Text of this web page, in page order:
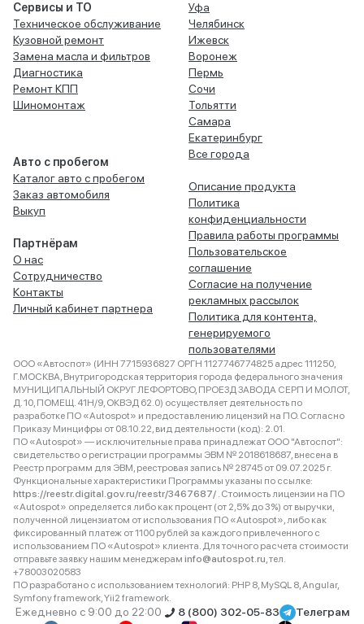
Сервисы и ТО
Техническое обслуживание
Кузовной ремонт
Замена масла и фильтров
Диагностика
Ремонт КПП
Шиномонтаж
Авто с пробегом
Каталог авто с пробегом
Заказ автомобиля
Выкуп
Партнёрам
О нас
Сотрудничество
Контакты
Личный кабинет партнера
Уфа
Челябинск
Ижевск
Воронеж
Пермь
Сочи
Тольятти
Самара
Екатеринбург
Все города
Описание продукта
Политика
конфиденциальности
Правила работы программы
Пользовательское
соглашение
Согласие на получение
рекламных рассылок
Политика для контента,
генерируемого
пользователями
ООО «Автоспот» (ИНН 7715936827 ОРГН 1127746774825 адрес 111250,
Г.МОСКВА, Внутригородская территория города федерального значения
МУНИЦИПАЛЬНЫЙ ОКРУГ ЛЕФОРТОВО, ПРОЕЗД ЗАВОДА СЕРП И МОЛОТ,
Д. 10, ПОМЕЩ. 41Н/9, ОКВЭД 62.0) осуществляет деятельность по
разработке ПО «Autospot» и предоставлению лицензий на ПО. Согласно
Приказу Минцифры от 08.10.22, вид деятельности (код): 2.01.
ПО «Autospot» — исключительные права принадлежат ООО "Автоспот":
свидетельство о регистрации программы ЭВМ № 2018618687, внесена в
Реестр программ для ЭВМ, реестровая запись № 28745 от 09.07.2025 г.
Функциональные характеристики Программы указаны по ссылке:
https://reestr.digital.gov.ru/reestr/3467687/ . Стоимость лицензии на ПО
«Autospot» определяется либо как процент (от 2,5% до 3%) от выручки,
полученной лицензиатом от использования ПО «Autospot», либо как
фиксированный платеж от 1100 рублей за каждого привлеченного с
использованием ПО «Autospot» клиента. Для точного расчета стоимости
отправьте заявку нашим менеджерам info@autospot.ru, тел.
+78003020583
ПО разработано с использованием технологий: PHP 8, MySQL 8, Angular,
Symfony framework, Yii2 framework.
Ежедневно с 9:00 до 22:00 8 (800) 302-05-83
Телеграм